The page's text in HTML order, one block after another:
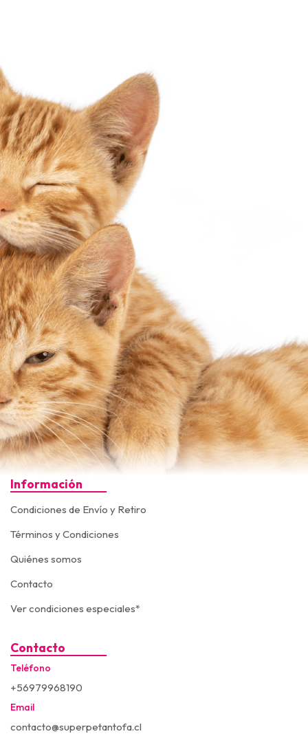
Información
Condiciones de Envío y Retiro
Términos y Condiciones
Quiénes somos
Contacto
Ver condiciones especiales*
Contacto
Teléfono
+56979968190
Email
contacto@superpetantofa.cl